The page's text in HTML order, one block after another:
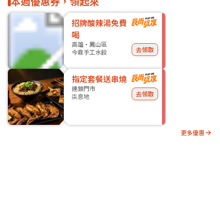
招牌酸辣湯免費
喝
高雄・鳳山區
今鼎手工水餃
去領取
指定套餐送串燒
連鎖門市
柒息地
去領取
更多優惠